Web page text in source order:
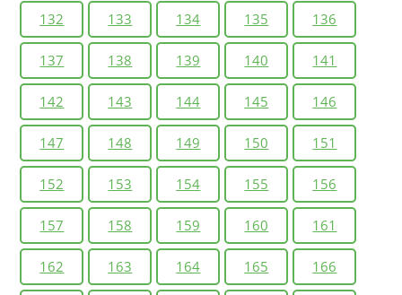
132 133 134 135 136
137 138 139 140 141
142 143 144 145 146
147 148 149 150 151
152 153 154 155 156
157 158 159 160 161
162 163 164 165 166